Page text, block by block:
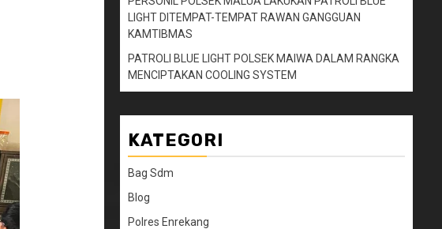
LIGHT DITEMPAT-TEMPAT RAWAN GANGGUAN
KAMTIBMAS
PATROLI BLUE LIGHT POLSEK MAIWA DALAM RANGKA
MENCIPTAKAN COOLING SYSTEM
KATEGORI
Bag Sdm
Blog
Polres Enrekang